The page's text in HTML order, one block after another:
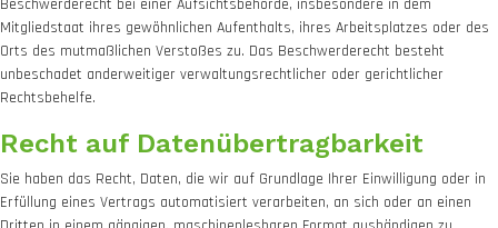
Beschwerderecht bei einer Aufsichtsbehörde, insbesondere in dem
Mitgliedstaat ihres gewöhnlichen Aufenthalts, ihres Arbeitsplatzes oder des
Orts des mutmaßlichen Verstoßes zu. Das Beschwerderecht besteht
unbeschadet anderweitiger verwaltungsrechtlicher oder gerichtlicher
Rechtsbehelfe.
Recht auf Daten­übertrag­barkeit
Sie haben das Recht, Daten, die wir auf Grundlage Ihrer Einwilligung oder in
Erfüllung eines Vertrags automatisiert verarbeiten, an sich oder an einen